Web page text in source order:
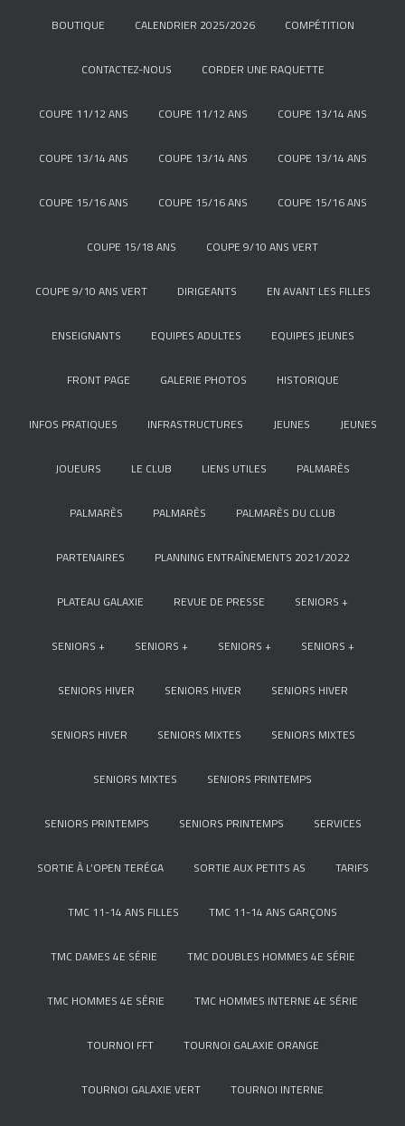
BOUTIQUE CALENDRIER 2025/2026 COMPÉTITION
CONTACTEZ-NOUS CORDER UNE RAQUETTE
COUPE 11/12 ANS COUPE 11/12 ANS COUPE 13/14 ANS
COUPE 13/14 ANS COUPE 13/14 ANS COUPE 13/14 ANS
COUPE 15/16 ANS COUPE 15/16 ANS COUPE 15/16 ANS
COUPE 15/18 ANS COUPE 9/10 ANS VERT
COUPE 9/10 ANS VERT DIRIGEANTS EN AVANT LES FILLES
ENSEIGNANTS EQUIPES ADULTES EQUIPES JEUNES
FRONT PAGE GALERIE PHOTOS HISTORIQUE
INFOS PRATIQUES INFRASTRUCTURES JEUNES JEUNES
JOUEURS LE CLUB LIENS UTILES PALMARÈS
PALMARÈS PALMARÈS PALMARÈS DU CLUB
PARTENAIRES PLANNING ENTRAÎNEMENTS 2021/2022
PLATEAU GALAXIE REVUE DE PRESSE SENIORS +
SENIORS + SENIORS + SENIORS + SENIORS +
SENIORS HIVER SENIORS HIVER SENIORS HIVER
SENIORS HIVER SENIORS MIXTES SENIORS MIXTES
SENIORS MIXTES SENIORS PRINTEMPS
SENIORS PRINTEMPS SENIORS PRINTEMPS SERVICES
SORTIE À L’OPEN TERÉGA SORTIE AUX PETITS AS TARIFS
TMC 11-14 ANS FILLES TMC 11-14 ANS GARÇONS
TMC DAMES 4E SÉRIE TMC DOUBLES HOMMES 4E SÉRIE
TMC HOMMES 4E SÉRIE TMC HOMMES INTERNE 4E SÉRIE
TOURNOI FFT TOURNOI GALAXIE ORANGE
TOURNOI GALAXIE VERT TOURNOI INTERNE